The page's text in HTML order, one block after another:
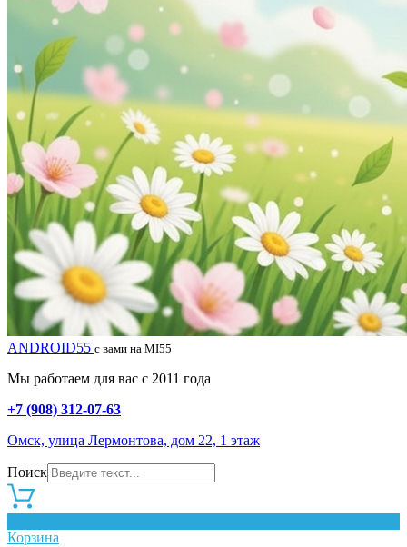
ANDROID55 с вами на MI55
Мы работаем для вас с 2011 года
+7 (908) 312-07-63
Омск, улица Лермонтова, дом 22, 1 этаж
Поиск
Корзина